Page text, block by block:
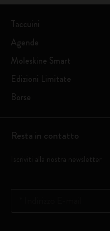
Taccuini
Agende
Moleskine Smart
Edizioni Limitate
Borse
Resta in contatto
Iscriviti alla nostra newsletter